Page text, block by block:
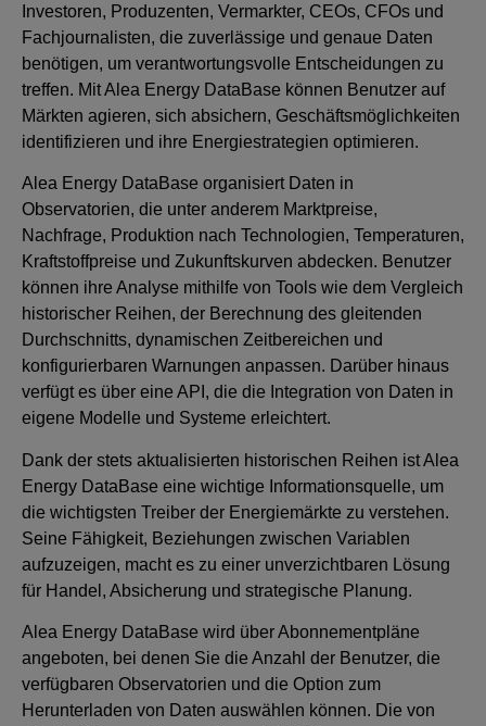
Investoren, Produzenten, Vermarkter, CEOs, CFOs und
Fachjournalisten, die zuverlässige und genaue Daten
benötigen, um verantwortungsvolle Entscheidungen zu
treffen. Mit Alea Energy DataBase können Benutzer auf
Märkten agieren, sich absichern, Geschäftsmöglichkeiten
identifizieren und ihre Energiestrategien optimieren.
Alea Energy DataBase organisiert Daten in
Observatorien, die unter anderem Marktpreise,
Nachfrage, Produktion nach Technologien, Temperaturen,
Kraftstoffpreise und Zukunftskurven abdecken. Benutzer
können ihre Analyse mithilfe von Tools wie dem Vergleich
historischer Reihen, der Berechnung des gleitenden
Durchschnitts, dynamischen Zeitbereichen und
konfigurierbaren Warnungen anpassen. Darüber hinaus
verfügt es über eine API, die die Integration von Daten in
eigene Modelle und Systeme erleichtert.
Dank der stets aktualisierten historischen Reihen ist Alea
Energy DataBase eine wichtige Informationsquelle, um
die wichtigsten Treiber der Energiemärkte zu verstehen.
Seine Fähigkeit, Beziehungen zwischen Variablen
aufzuzeigen, macht es zu einer unverzichtbaren Lösung
für Handel, Absicherung und strategische Planung.
Alea Energy DataBase wird über Abonnementpläne
angeboten, bei denen Sie die Anzahl der Benutzer, die
verfügbaren Observatorien und die Option zum
Herunterladen von Daten auswählen können. Die von